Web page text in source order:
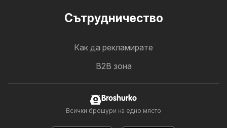
Cътрудничество
Как да рекламирате
B2B зона
Broshurko
Всички брошури на едно място